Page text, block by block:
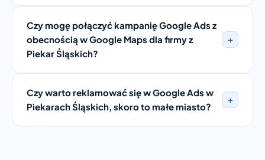
Czy mogę połączyć kampanię Google Ads z
obecnością w Google Maps dla firmy z
Piekar Śląskich?
+
Czy warto reklamować się w Google Ads w
Piekarach Śląskich, skoro to małe miasto?
+